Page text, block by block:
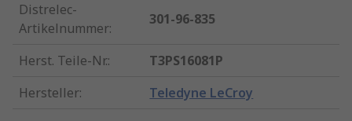
Distrelec-
Artikelnummer:
301-96-835
Herst. Teile-Nr.:
T3PS16081P
Hersteller: Teledyne LeCroy